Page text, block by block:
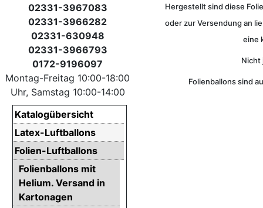
Hergestellt sind diese
oder zur Versendung an
eine
Nicht
Folienballons sind
02331-3967083
02331-3966282
02331-630948
02331-3966793
0172-9196097
Montag-Freitag 10:00-18:00
Uhr, Samstag 10:00-14:00
Katalogübersicht
Latex-Luftballons
Folien-Luftballons
Folienballons mit
Helium. Versand in
Kartonagen